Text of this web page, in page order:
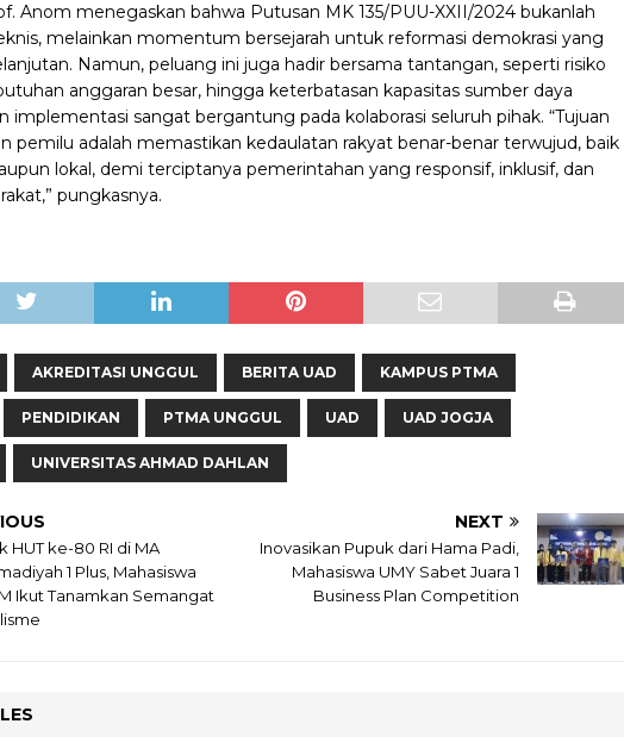
Anom menegaskan bahwa Putusan MK 135/PUU-XXII/2024 bukanlah
melainkan momentum bersejarah untuk reformasi demokrasi yang
Namun, peluang ini juga hadir bersama tantangan, seperti risiko
anggaran besar, hingga keterbatasan kapasitas sumber daya
implementasi sangat bergantung pada kolaborasi seluruh pihak. “Tujuan
pemilu adalah memastikan kedaulatan rakyat benar-benar terwujud, baik
lokal, demi terciptanya pemerintahan yang responsif, inklusif, dan
pungkasnya.
AKREDITASI UNGGUL BERITA UAD KAMPUS PTMA
PENDIDIKAN PTMA UNGGUL UAD UAD JOGJA
UNIVERSITAS AHMAD DAHLAN
HUT ke-80 RI di MA
1 Plus, Mahasiswa
Ikut Tanamkan Semangat
NEXT
Inovasikan Pupuk dari Hama Padi,
Mahasiswa UMY Sabet Juara 1
Business Plan Competition